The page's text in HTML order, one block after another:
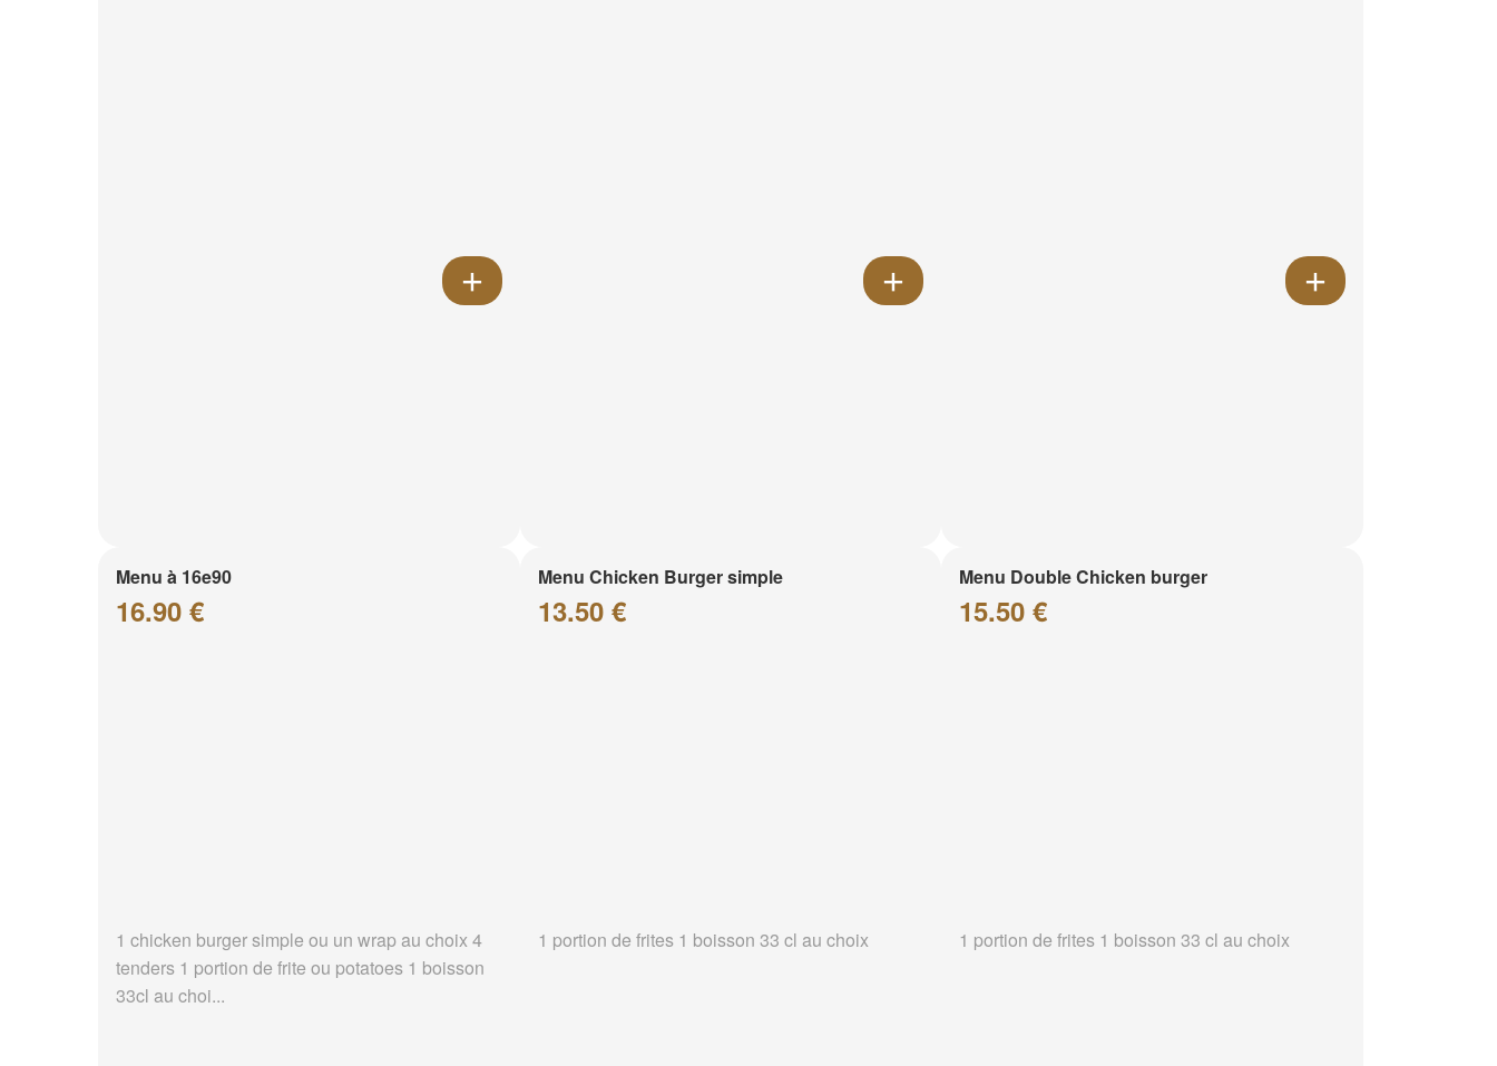
Menu à 16e90
16.90 €
1 chicken burger simple ou un wrap au choix 4
tenders 1 portion de frite ou potatoes 1 boisson
33cl au choi...
Menu Chicken Burger simple
13.50 €
1 portion de frites 1 boisson 33 cl au choix
Menu Double Chicken burger
15.50 €
1 portion de frites 1 boisson 33 cl au choix